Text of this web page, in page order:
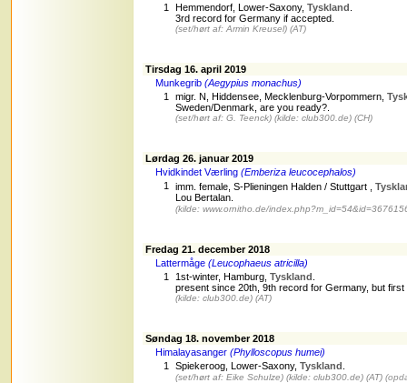
1
Hemmendorf, Lower-Saxony, Tyskland
3rd record for Germany if accepted.
(set/hørt af: Armin Kreusel) (AT)
Tirsdag 16. april 2019
Munkegrib (Aegypius monachus)
1
migr. N, Hiddensee, Mecklenburg-Vorpommern,
Sweden/Denmark, are you ready?.
(set/hørt af: G. Teenck) (kilde: club300.de) (CH)
Lørdag 26. januar 2019
Hvidkindet Værling (Emberiza leucocephalos)
1
imm. female, S-Plieningen Halden / Stuttgart ,
Lou Bertalan.
(kilde: www.ornitho.de/
Fredag 21. december 2018
Lattermåge (Leucophaeus atricilla)
1
1st-winter, Hamburg, Tyskland
present since 20th, 9th record for Germany, but
(kilde: club300.de) (AT)
Søndag 18. november 2018
Himalayasanger (Phylloscopus humei)
1
Spiekeroog, Lower-Saxony, Tyskland
(set/hørt af: Eike Schulze) (kilde: club300.de) (AT)